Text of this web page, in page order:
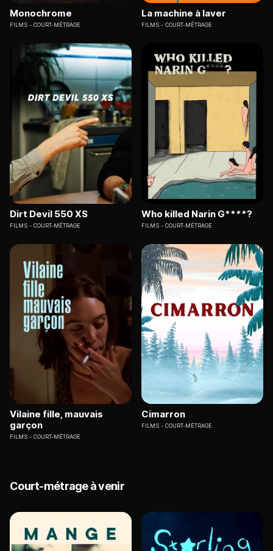
Monochrome
FILMS COURT-MÉTRAGE
La machine à laver
FILMS COURT-MÉTRAGE
Dirt Devil 550 XS
FILMS COURT-MÉTRAGE
Who killed Narin G****?
FILMS COURT-MÉTRAGE
Vilaine fille, mauvais
garçon
FILMS COURT-MÉTRAGE
Cimarron
FILMS COURT-MÉTRAGE
Court-métrage à venir